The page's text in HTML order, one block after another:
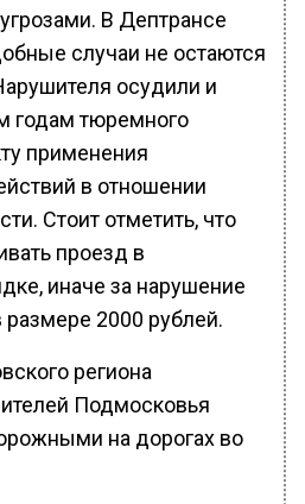
В Дептрансе
случаи не остаются
осудили и
годам тюремного
применения
в отношении
Стоит отметить, что
проезд в
иначе за нарушение
2000 рублей.
региона
Подмосковья
на дорогах во